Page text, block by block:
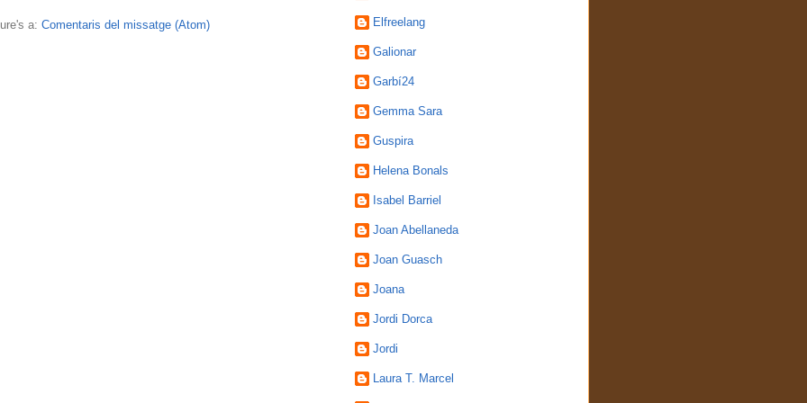
a: Comentaris del missatge (Atom) Elfreelang
Galionar
Garbí24
Gemma Sara
Guspira
Helena Bonals
Isabel Barriel
Joan Abellaneda
Joan Guasch
Joana
Jordi Dorca
Jordi
Laura T. Marcel